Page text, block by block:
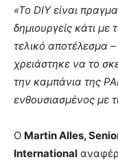
«Το DIY είναι
δημιουργείς κάτι με
τελικό αποτέλεσμα
χρειάστηκε να το
την καμπάνια της
ενθουσιασμένος με
Ο Martin Alles,
International